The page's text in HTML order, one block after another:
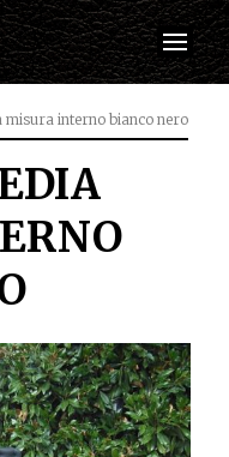
interno bianco nero